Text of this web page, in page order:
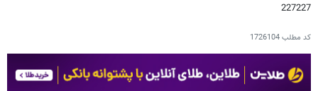
227227
کد مطلب1726104